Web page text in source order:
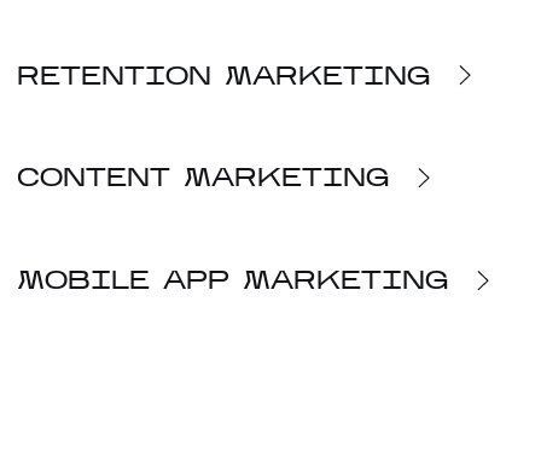
RETENTION MARKETING
CONTENT MARKETING
MOBILE APP MARKETING